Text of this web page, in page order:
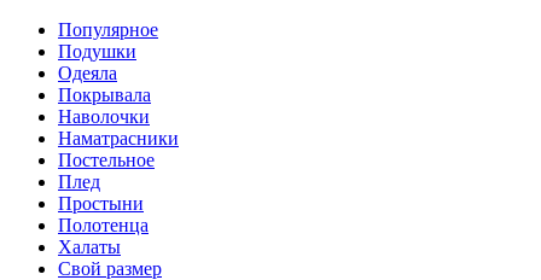
Популярное
Подушки
Одеяла
Покрывала
Наволочки
Наматрасники
Постельное
Плед
Простыни
Полотенца
Халаты
Свой размер